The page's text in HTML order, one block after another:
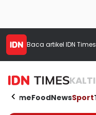
Baca artikel IDN Times
HomeFoodNewsSport